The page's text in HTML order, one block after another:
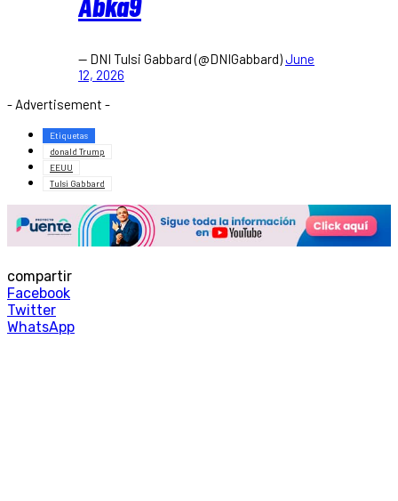
— DNI Tulsi Gabbard (@DNIGabbard)June
12, 2026
- Advertisement -
Etiquetas
donald Trump
EEUU
Tulsi Gabbard
compartir
Facebook
Twitter
WhatsApp